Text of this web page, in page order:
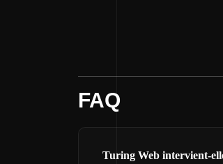
FAQ
Turing Web intervient-